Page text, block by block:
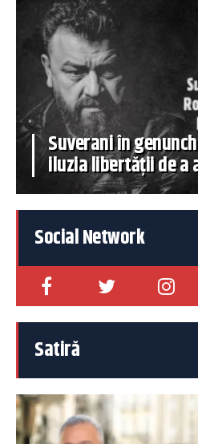
Suverani în
iluzia libertății de a
Social Network
Satiră